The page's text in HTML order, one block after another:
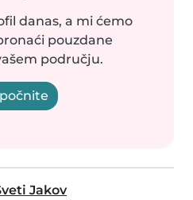
danas, a mi ćemo
pouzdane
području.
Jakov